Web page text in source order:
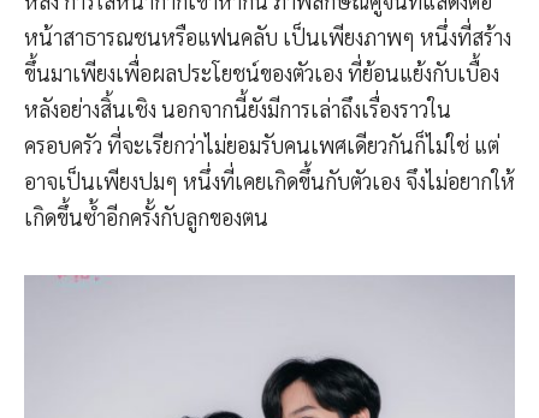
หน้าสาธารณชนหรือแฟนคลับ เป็นเพียงภาพๆ หนึ่งที่สร้าง
ขึ้นมาเพียงเพื่อผลประโยชน์ของตัวเอง ที่ย้อนแย้งกับเบื้อง
หลังอย่างสิ้นเชิง นอกจากนี้ยังมีการเล่าถึงเรื่องราวใน
ครอบครัว ที่จะเรียกว่าไม่ยอมรับคนเพศเดียวกันก็ไม่ใช่ แต่
อาจเป็นเพียงปมๆ หนึ่งที่เคยเกิดขึ้นกับตัวเอง จึงไม่อยากให้
เกิดขึ้นซ้ำอีกครั้งกับลูกของตน